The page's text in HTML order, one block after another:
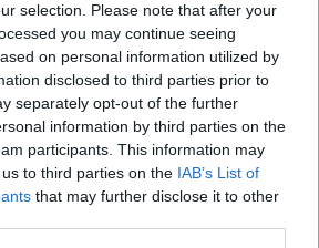
selection. Please note that after your
you may continue seeing
on personal information utilized by
disclosed to third parties prior to
separately opt-out of the further
information by third parties on the
participants. This information may
to third parties on the IAB’s List of
that may further disclose it to other
vándorolt szlovák evangélikusok).
dunáninneni, dunántúli, tiszántúli és
Az evangélikus egyház 1735-ben, a
elhatározta, hogy minden
egy világi főfelügyelőt, illetve
Az evangélikus egyház
németországi befolyás csökkenése
1763-tól papjelöltjeik nem